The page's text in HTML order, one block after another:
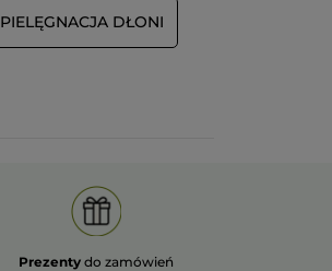
PIELĘGNACJA DŁONI
Prezenty do zamówień